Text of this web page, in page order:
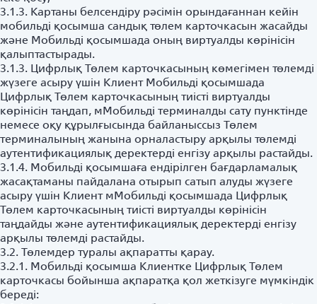
3.1.3. Картаны белсендіру рәсімін орындағаннан кейін
мобильді қосымша сандық төлем карточкасын жасайды
және Мобильді қосымшада оның виртуалды көрінісін
қалыптастырады.
3.1.3. Цифрлық Төлем карточкасының көмегімен төлемді
жүзеге асыру үшін Клиент Мобильді қосымшада
Цифрлық Төлем карточкасының тиісті виртуалды
көрінісін таңдап, мМобильді терминалды сату пунктінде
немесе оқу құрылғысында байланыссыз Төлем
терминалының жанына орналастыру арқылы төлемді
аутентификациялық деректерді енгізу арқылы растайды.
3.1.4. Мобильді қосымшаға ендірілген бағдарламалық
жасақтаманы пайдалана отырып сатып алуды жүзеге
асыру үшін Клиент мМобильді қосымшада Цифрлық
Төлем карточкасының тиісті виртуалды көрінісін
таңдайды және аутентификациялық деректерді енгізу
арқылы төлемді растайды.
3.2. Төлемдер туралы ақпаратты қарау.
3.2.1. Мобильді қосымша Клиентке Цифрлық Төлем
карточкасы бойынша ақпаратқа қол жеткізуге мүмкіндік
береді: